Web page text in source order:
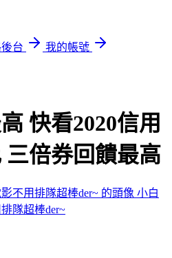
台
我的帳號
快看2020信用
倍券回饋最高
小白
隊超棒der~